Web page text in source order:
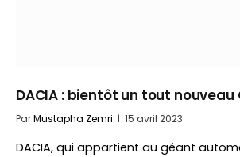
DACIA : bientôt un tout nouveau
ParMustapha Zemri 15 avril 2023
DACIA, qui appartient au géant